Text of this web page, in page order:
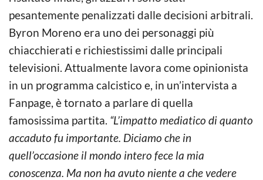
pesantemente penalizzati dalle decisioni arbitrali.
Byron Moreno era uno dei personaggi più
chiacchierati e richiestissimi dalle principali
televisioni. Attualmente lavora come opinionista
in un programma calcistico e, in un’intervista a
Fanpage, è tornato a parlare di quella
famosissima partita. “L’impatto mediatico di quanto
accaduto fu importante. Diciamo che in
quell’occasione il mondo intero fece la mia
conoscenza. Ma non ha avuto niente a che vedere